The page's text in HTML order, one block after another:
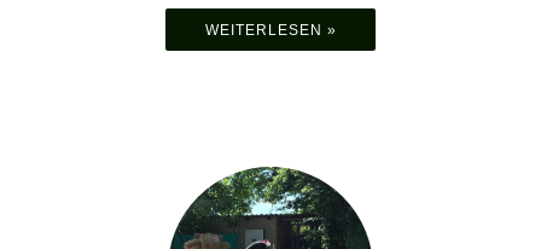
WEITERLESEN »